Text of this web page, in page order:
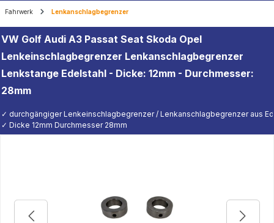
Fahrwerk Lenkanschlagbegrenzer
VW Golf Audi A3 Passat Seat Skoda Opel
Lenkeinschlagbegrenzer Lenkanschlagbegrenzer
Lenkstange Edelstahl - Dicke: 12mm - Durchmesser:
28mm
✓ durchgängiger Lenkeinschlagbegrenzer / Lenkanschlagbegrenzer aus
✓ Dicke 12mm Durchmesser 28mm